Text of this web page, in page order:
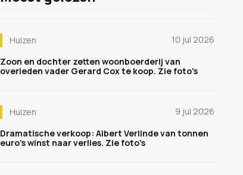
Huizen
10 jul 2026
Zoon en dochter zetten woonboerderij van
overleden vader Gerard Cox te koop. Zie foto's
Huizen
9 jul 2026
Dramatische verkoop: Albert Verlinde van tonnen
euro's winst naar verlies. Zie foto's